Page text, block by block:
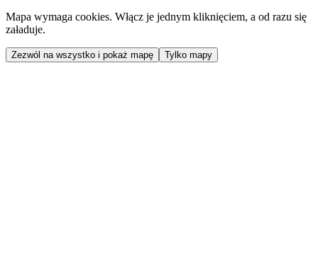
Mapa wymaga cookies. Włącz je jednym kliknięciem, a od razu się
załaduje.
Zezwól na wszystko i pokaż mapę Tylko mapy